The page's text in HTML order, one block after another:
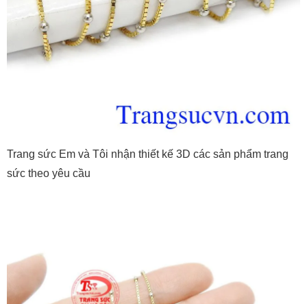
Trang sức Em và Tôi nhận thiết kế 3D các sản phẩm trang
sức theo yêu cầu